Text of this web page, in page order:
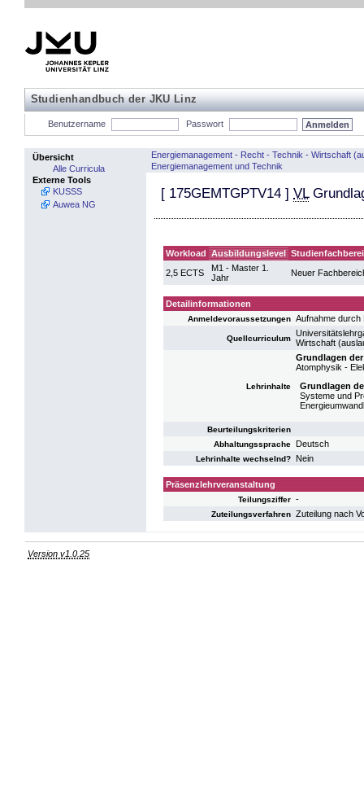
Studienhandbuch der JKU Linz
Benutzername Passwort
Übersicht
Alle Curricula
Externe Tools
KUSSS
Auwea NG
Energiemanagement - Recht - Technik - Wirtschaft
Energiemanagement und Technik
[ 175GEMTGPTV14 ] VL
Workload Ausbildungslevel
2,5 ECTS
M1 - Master 1.
Jahr
Neuer
Detailinformationen
Anmeldevoraussetzungen Aufnahme durch
Quellcurriculum Wirtschaft
Lehrinhalte
Grundlagen
Atomphysik -
Grundlagen
Systeme und
Beurteilungskriterien
Abhaltungssprache Deutsch
Lehrinhalte wechselnd? Nein
Präsenzlehrveranstaltung
Teilungsziffer -
Zuteilungsverfahren Zuteilung nach
Version v1.0.25